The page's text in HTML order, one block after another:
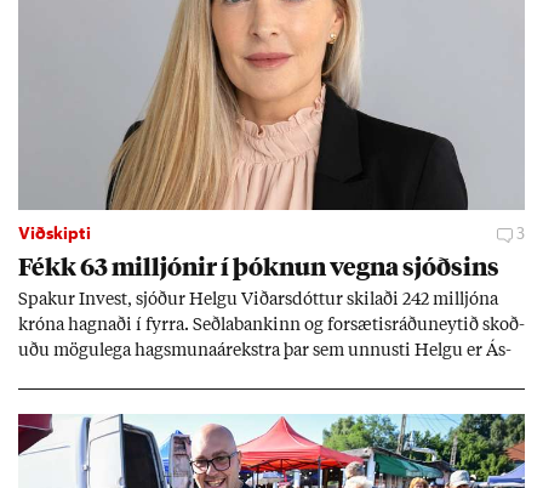
Viðskipti 3
Fékk 63 millj­ón­ir í þókn­un vegna sjóðs­ins
Spak­ur In­vest, sjóð­ur Helgu Við­ars­dótt­ur skil­aði 242 millj­óna
króna hagn­aði í fyrra. Seðla­bank­inn og for­sæt­is­ráðu­neyt­ið skoð­
uðu mögu­lega hags­muna­árekstra þar sem unnusti Helgu er Ás­